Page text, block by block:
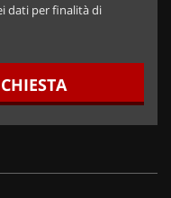
dati per finalità di